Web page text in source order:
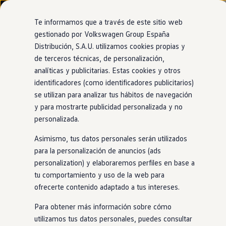
Ir
directamente
al contenido
Ir
directamente
al pie de
página
Nuevo ID. Cross
Vehículos Comerciales
Compra y ofertas
Volkswagen nuevo en stock
Volkswagen de ocasión
Financiación
My Renting
My Way
Seguros
Empresas
Autoescuelas
Eléctricos e híbridos
Más sobre híbridos
Plan Auto +
Etiquetas DGT
Simulador de autonomía, carga y ahorro
Carga y autonomía
Soluciones de carga
Tarifas de carga
Carga en casa
Modos de carga
Complementosde movilidad
Tanto si tu Volkswagenestá enel taller como si tu
agenda está repleta de citas, te mantendremos
movimiento.
Servicio de recogida yentrega
Benefíciate de las siguientes ventajas:
Flexibilidad.
Tú eliges el lugar de la recogida y la
devolución.
Fácil.
Vamos a recoger tu Volkswagen
devolvemos después.
Te informamos que a través de este sitio web
gestionado por Volkswagen Group España
Distribución, S.A.U. utilizamos cookies propias y
de terceros técnicas, de personalización,
analíticas y publicitarias. Estas cookies y otros
identificadores (como identificadores publicitarios)
se utilizan para analizar tus hábitos de navegación
y para mostrarte publicidad personalizada y no
personalizada.
Asimismo, tus datos personales serán utilizados
para la personalización de anuncios (ads
personalization) y elaboraremos perfiles en base a
tu comportamiento y uso de la web para
ofrecerte contenido adaptado a tus intereses.
Para obtener más información sobre cómo
utilizamos tus datos personales, puedes consultar